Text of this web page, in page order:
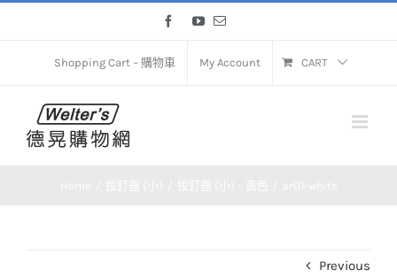
FacebookYouTube
Email
Shopping Cart – 購物車 My Account CART
Previous